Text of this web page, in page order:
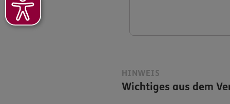
HINWEIS
Wichtiges aus dem